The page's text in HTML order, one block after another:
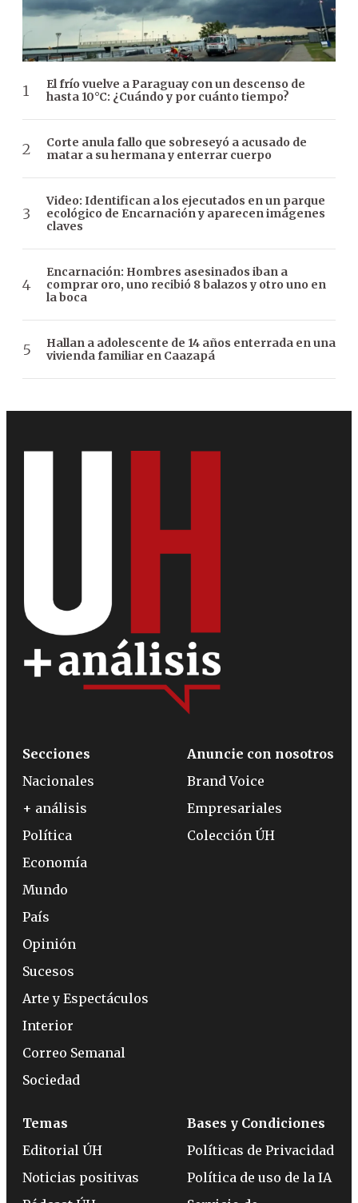
El frío vuelve a Paraguay con un descenso de
hasta 10°C: ¿Cuándo y por cuánto tiempo?
Corte anula fallo que sobreseyó a acusado de
matar a su hermana y enterrar cuerpo
Video: Identifican a los ejecutados en un parque
ecológico de Encarnación y aparecen imágenes
claves
Encarnación: Hombres asesinados iban a
comprar oro, uno recibió 8 balazos y otro uno en
la boca
Hallan a adolescente de 14 años enterrada en una
vivienda familiar en Caazapá
Secciones
Nacionales
+ análisis
Política
Economía
Mundo
País
Opinión
Sucesos
Arte y Espectáculos
Interior
Correo Semanal
Sociedad
Anuncie con nosotros
Brand Voice
Empresariales
Colección ÚH
Temas
Editorial ÚH
Noticias positivas
Bases y Condiciones
Políticas de Privacidad
Política de uso de la IA